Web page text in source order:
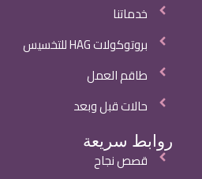
خدماتنا
بروتوكولات HAG للتخسيس
طاقم العمل
حالات قبل وبعد
روابط سريعة
قصص نجاح